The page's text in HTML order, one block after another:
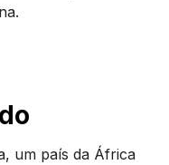
um país da África